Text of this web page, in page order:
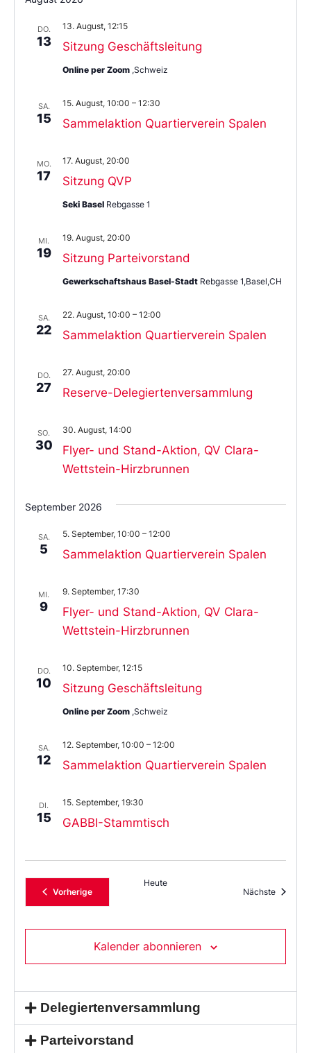
das
aus.
DO.
13 Sitzung Geschäftsleitung
13. August, 12:15
Online per Zoom ,Schweiz
SA.
15 Sammelaktion Quartierverein Spalen
15. August, 10:00 – 12:30
MO.
17 Sitzung QVP
17. August, 20:00
Seki Basel Rebgasse 1
MI.
19 Sitzung Parteivorstand
19. August, 20:00
Gewerkschaftshaus Basel-Stadt Rebgasse 1,Basel,CH
SA.
22 Sammelaktion Quartierverein Spalen
22. August, 10:00 – 12:00
DO.
27 Reserve-Delegiertenversammlung
27. August, 20:00
SO.
30
Flyer- und Stand-Aktion, QV Clara-
Wettstein-Hirzbrunnen
30. August, 14:00
September 2026
SA.
5 Sammelaktion Quartierverein Spalen
5. September, 10:00 – 12:00
MI.
9
Flyer- und Stand-Aktion, QV Clara-
Wettstein-Hirzbrunnen
9. September, 17:30
DO.
10 Sitzung Geschäftsleitung
10. September, 12:15
Online per Zoom ,Schweiz
SA.
12 Sammelaktion Quartierverein Spalen
12. September, 10:00 – 12:00
DI.
15 GABBI-Stammtisch
15. September, 19:30
VorherigeVeranstaltungen
Heute
Nächste
Kalender abonnieren
Delegiertenversammlung
Parteivorstand